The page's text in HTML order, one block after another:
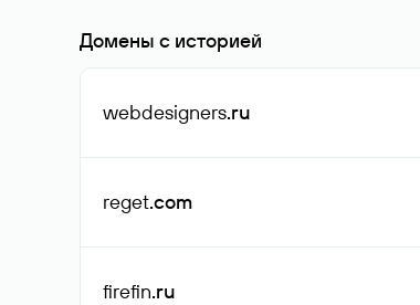
Домены с историей
webdesigners.ru
reget.com
firefin.ru